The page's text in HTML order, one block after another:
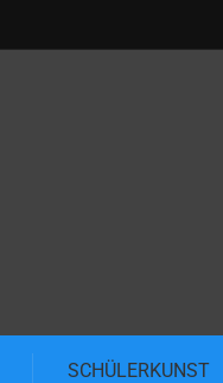
SCHÜLERKUNST